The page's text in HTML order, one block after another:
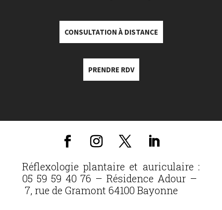
CONSULTATION À DISTANCE
PRENDRE RDV
Réflexologie plantaire et auriculaire :
05 59 59 40 76 – Résidence Adour –
7, rue de Gramont 64100 Bayonne